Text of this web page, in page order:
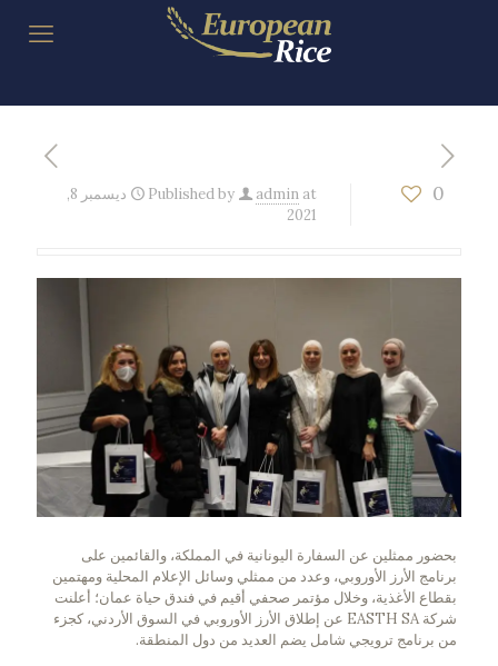
0
Published by admin at
ديسمبر 8,
2021
بحضور ممثلين عن السفارة اليونانية في المملكة، والقائمين على
برنامج الأرز الأوروبي، وعدد من ممثلي وسائل الإعلام المحلية ومهتمين
بقطاع الأغذية، وخلال مؤتمر صحفي أقيم في فندق حياة عمان؛ أعلنت
شركة EASTH SA عن إطلاق الأرز الأوروبي في السوق الأردني، كجزء
من برنامج ترويجي شامل يضم العديد من دول المنطقة.